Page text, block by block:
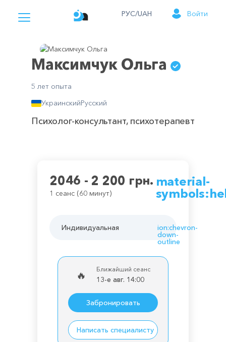
РУС/UAH Войти
Максимчук Ольга
5 лет опыта
УкраинскийРусский
Психолог-консультант, психотерапевт
2046 - 2 200 грн. material-
1 сеанс (60 минут)
Индивидуальная ion:chevron-
down-
outline
🔥
Ближайший сеанс
13-е авг. 14:00
Забронировать
Написать специалисту